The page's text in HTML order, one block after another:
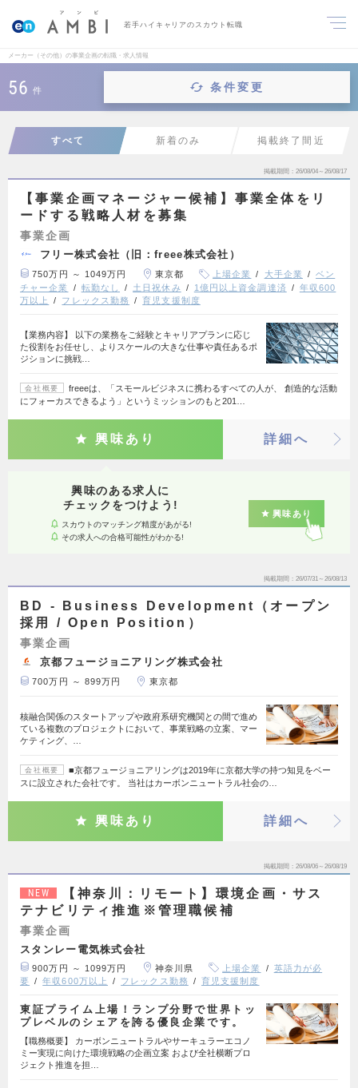
若手ハイキャリアのスカウト転職
メーカー（その他）の事業企画の転職・求人情報
56 件 条件変更
すべて 新着のみ 掲載終了間近
掲載期間 26/08/04～26/08/17
【事業企画マネージャー候補】事業全体をリ
ードする戦略人材を募集
事業企画
フリー株式会社（旧：freee株式会社）
750万円 ～ 1049万円 東京都 上場企業 大手企業
ベン
チャー企業
転勤なし 土日祝休み 1億円以上資金調達済
年収600
万以上
フレックス勤務 育児支援制度
【業務内容】 以下の業務をご経験とキャリアプランに応じ
た役割をお任せし、よりスケールの大きな仕事や責任あるポ
ジションに挑戦…
会社概要
freeeは、「スモールビジネスに携わるすべての人が、 創造的な活動
にフォーカスできるよう」というミッションのもと201…
興味あり 詳細へ
興味のある求人に
チェックをつけよう!
スカウトのマッチング精度があがる!
その求人への合格可能性がわかる!
興味あり
掲載期間 26/07/31～26/08/13
BD - Business Development（オープン
採用 / Open Position）
事業企画
京都フュージョニアリング株式会社
700万円 ～ 899万円 東京都
核融合関係のスタートアップや政府系研究機関との間で進め
ている複数のプロジェクトにおいて、事業戦略の立案、マー
ケティング、…
会社概要
■京都フュージョニアリングは2019年に京都大学の持つ知見をベー
スに設立された会社です。 当社はカーボンニュートラル社会の…
興味あり 詳細へ
掲載期間 26/08/06～26/08/19
NEW
【神奈川：リモート】環境企画・サス
テナビリティ推進※管理職候補
事業企画
スタンレー電気株式会社
900万円 ～ 1099万円 神奈川県 上場企業
英語力が必
要
年収600万以上 フレックス勤務 育児支援制度
東証プライム上場！ランプ分野で世界トッ
プレベルのシェアを誇る優良企業です。
【職務概要】 カーボンニュートラルやサーキュラーエコノ
ミー実現に向けた環境戦略の企画立案 および全社横断プロ
ジェクト推進を担…